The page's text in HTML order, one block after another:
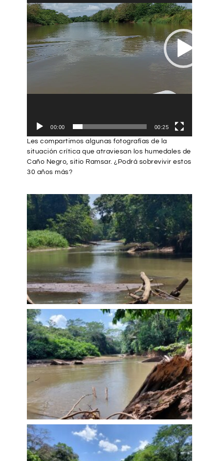
00:00 00:25
Les compartimos algunas fotografías de la
situación crítica que atraviesan los humedales de
Caño Negro, sitio Ramsar. ¿Podrá sobrevivir estos
30 años más?